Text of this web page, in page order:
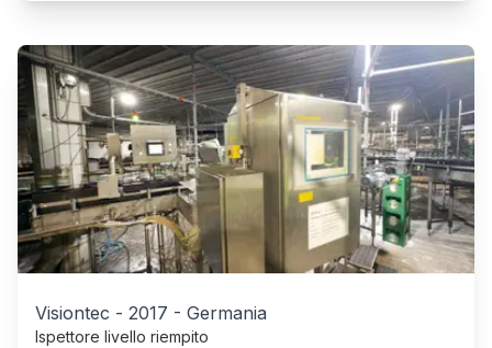
Visiontec - 2017 - Germania
Ispettore livello riempito